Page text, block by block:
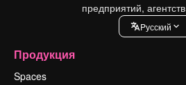
предприятий,
Pусский
Продукция
Spaces